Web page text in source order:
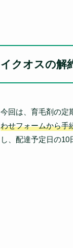
イクオスの解
今回は、育毛剤の定
わせフォームから手
し、配達予定日の10